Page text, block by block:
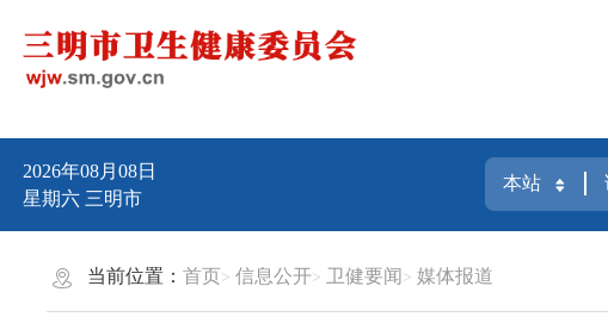
2026年08月08日
星期六 三明市
当前位置：首页 信息公开 卫健要闻 媒体报道